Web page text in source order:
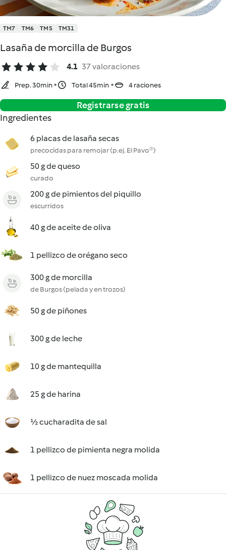
TM7 TM6 TM5 TM31
Lasaña de morcilla de Burgos
4.1 37 valoraciones
Prep. 30min Total 45min 4 raciones
Registrarse gratis
Ingredientes
6 placas de lasaña secas
precocidas para remojar (p.ej. El Pavo®)
50 g de queso
curado
200 g de pimientos del piquillo
escurridos
40 g de aceite de oliva
1 pellizco de orégano seco
300 g de morcilla
de Burgos (pelada y en trozos)
50 g de piñones
300 g de leche
10 g de mantequilla
25 g de harina
½ cucharadita de sal
1 pellizco de pimienta negra molida
1 pellizco de nuez moscada molida